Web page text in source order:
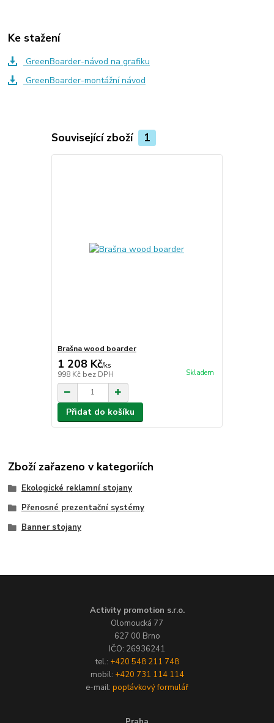
Ke stažení
GreenBoarder-návod na grafiku
GreenBoarder-montážní návod
Související zboží 1
Brašna wood boarder
1 208 Kč/ks
998 Kč bez DPH Skladem
Přidat do košíku
Zboží zařazeno v kategoriích
Ekologické reklamní stojany
Přenosné prezentační systémy
Banner stojany
Activity promotion s.r.o.
Olomoucká 77
627 00 Brno
IČO: 26936241
tel.: +420 548 211 748
mobil: +420 731 114 114
e-mail: poptávkový formulář